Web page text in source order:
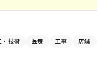
技術 医療 工事 店舗